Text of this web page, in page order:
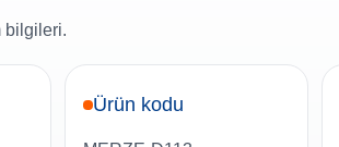
bilgileri.
Ürün kodu